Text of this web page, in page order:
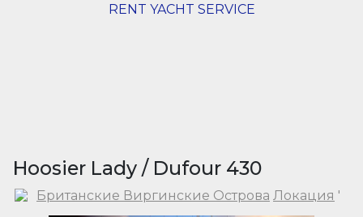
RENT YACHT SERVICE
Hoosier Lady / Dufour 430
Британские Виргинские Острова Локация '